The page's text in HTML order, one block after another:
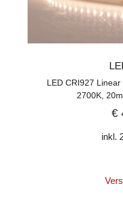
LED CRI927
2700K,
€
inkl.